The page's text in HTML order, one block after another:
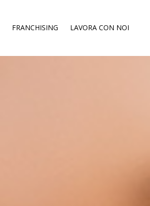
FRANCHISING LAVORA CON NOI